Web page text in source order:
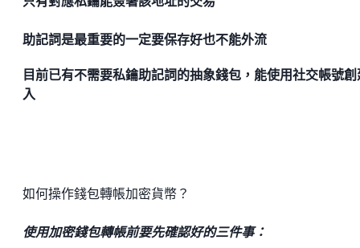
助記詞是最重要的一定要保存好也不能外流
目前已有不需要私鑰助記詞的抽象錢包，能使用社交帳號創
入
如何操作錢包轉帳加密貨幣？
使用加密錢包轉帳前要先確認好的三件事：